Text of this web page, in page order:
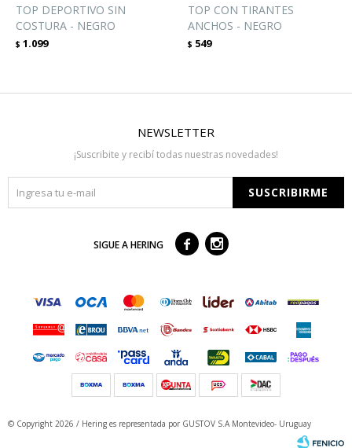
TOP DEPORTIVO SIN
COSTURA - NEGRO
$ 1.099
TOP CON TIRANTES
ANCHOS - NEGRO
$ 549
NEWSLETTER
¡Suscribite y recibí todas nuestras novedades!
SUSCRIBIRME
SIGUE A HERING  
© Copyright 2026 / Hering es representada por GUSTOV S.A Montevideo- Uruguay